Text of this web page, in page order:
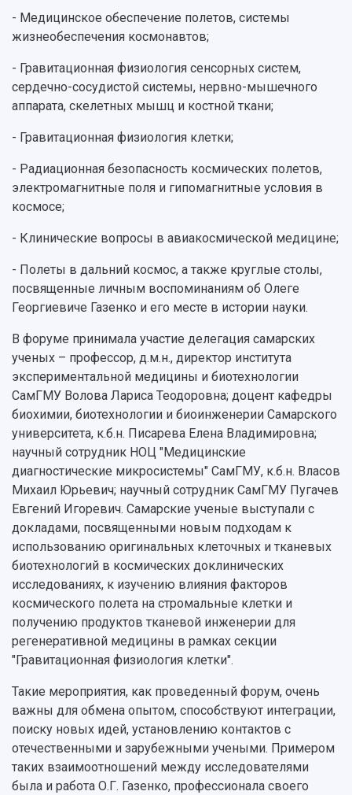
- Медицинское обеспечение полетов, системы
жизнеобеспечения космонавтов;
- Гравитационная физиология сенсорных систем,
сердечно-сосудистой системы, нервно-мышечного
аппарата, скелетных мышц и костной ткани;
- Гравитационная физиология клетки;
- Радиационная безопасность космических полетов,
электромагнитные поля и гипомагнитные условия в
космосе;
- Клинические вопросы в авиакосмической медицине;
- Полеты в дальний космос, а также круглые столы,
посвященные личным воспоминаниям об Олеге
Георгиевиче Газенко и его месте в истории науки.
В форуме принимала участие делегация самарских
ученых – профессор, д.м.н., директор института
экспериментальной медицины и биотехнологии
СамГМУ Волова Лариса Теодоровна; доцент кафедры
биохимии, биотехнологии и биоинженерии Самарского
университета, к.б.н. Писарева Елена Владимировна;
научный сотрудник НОЦ "Медицинские
диагностические микросистемы" СамГМУ, к.б.н. Власов
Михаил Юрьевич; научный сотрудник СамГМУ Пугачев
Евгений Игоревич. Самарские ученые выступали с
докладами, посвященными новым подходам к
использованию оригинальных клеточных и тканевых
биотехнологий в космических доклинических
исследованиях, к изучению влияния факторов
космического полета на стромальные клетки и
получению продуктов тканевой инженерии для
регенеративной медицины в рамках секции
"Гравитационная физиология клетки".
Такие мероприятия, как проведенный форум, очень
важны для обмена опытом, способствуют интеграции,
поиску новых идей, установлению контактов с
отечественными и зарубежными учеными. Примером
таких взаимоотношений между исследователями
была и работа О.Г. Газенко, профессионала своего